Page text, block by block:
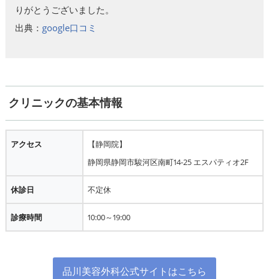
りがとうございました。
出典： google口コミ
クリニックの基本情報
アクセス
【静岡院】
静岡県静岡市駿河区南町14-25 エスパティオ2F
休診日 不定休
診療時間 10:00～19:00
品川美容外科公式サイトはこちら